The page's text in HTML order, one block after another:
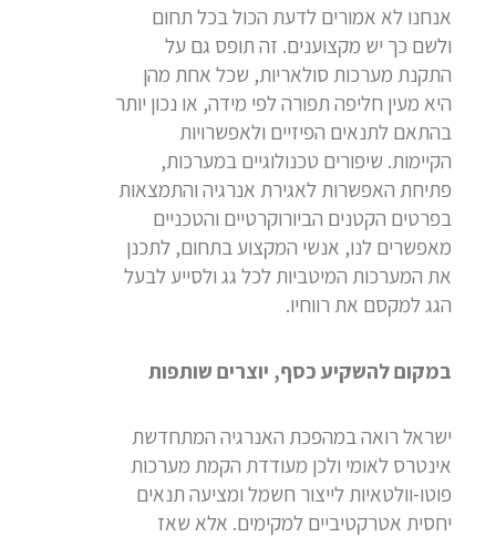
אנחנו לא אמורים לדעת הכול בכל תחום
ולשם כך יש מקצוענים. זה תופס גם על
התקנת מערכות סולאריות, שכל אחת מהן
היא מעין חליפה תפורה לפי מידה, או נכון יותר
בהתאם לתנאים הפיזיים ולאפשרויות
הקיימות. שיפורים טכנולוגיים במערכות,
פתיחת האפשרות לאגירת אנרגיה והתמצאות
בפרטים הקטנים הביורוקרטיים והטכניים
מאפשרים לנו, אנשי המקצוע בתחום, לתכנן
את המערכות המיטביות לכל גג ולסייע לבעל
הגג למקסם את רווחיו.
במקום להשקיע כסף, יוצרים שותפות
ישראל רואה במהפכת האנרגיה המתחדשת
אינטרס לאומי ולכן מעודדת הקמת מערכות
פוטו-וולטאיות לייצור חשמל ומציעה תנאים
יחסית אטרקטיביים למקימים. אלא שאז